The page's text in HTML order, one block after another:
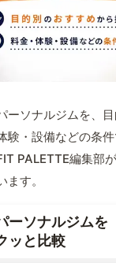
ーソナルジムを、
験・設備などの条
PALETTE編集部
す。
ーソナルジムを
ッと比較